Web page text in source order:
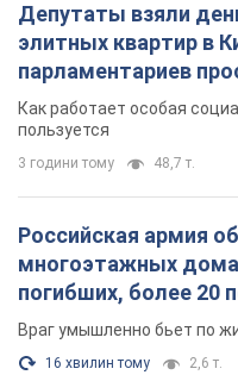
Депутаты взяли
элитных квартир в
парламентариев
поселился
Как работает особая
пользуется
3 години тому 48,7 т.
Российская армия
многоэтажных дома
погибших, более 20
Враг умышленно бьет по
16 хвилин тому 2,6 т.